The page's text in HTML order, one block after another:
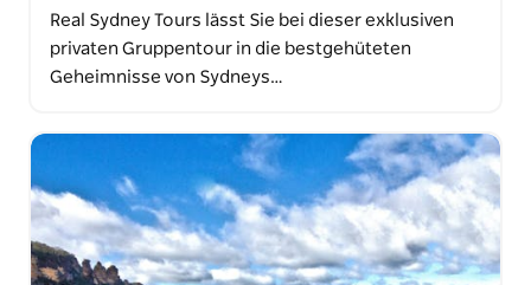
Real Sydney Tours lässt Sie bei dieser exklusiven
privaten Gruppentour in die bestgehüteten
Geheimnisse von Sydneys…